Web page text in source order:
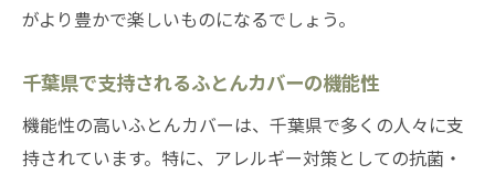
がより豊かで楽しいものになるでしょう。
千葉県で支持されるふとんカバーの機能性
機能性の高いふとんカバーは、千葉県で多くの人々に支
持されています。特に、アレルギー対策としての抗菌・